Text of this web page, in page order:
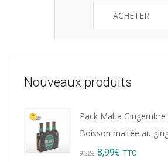
ACHETER
Nouveaux produits
Pack Malta
Boisson maltée au
9,22€ Original
8,99€ Current
TTC